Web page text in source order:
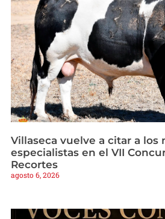
Villaseca vuelve a citar a los
especialistas en el VII
Recortes
agosto 6, 2026